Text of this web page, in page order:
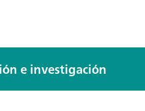
e investigación